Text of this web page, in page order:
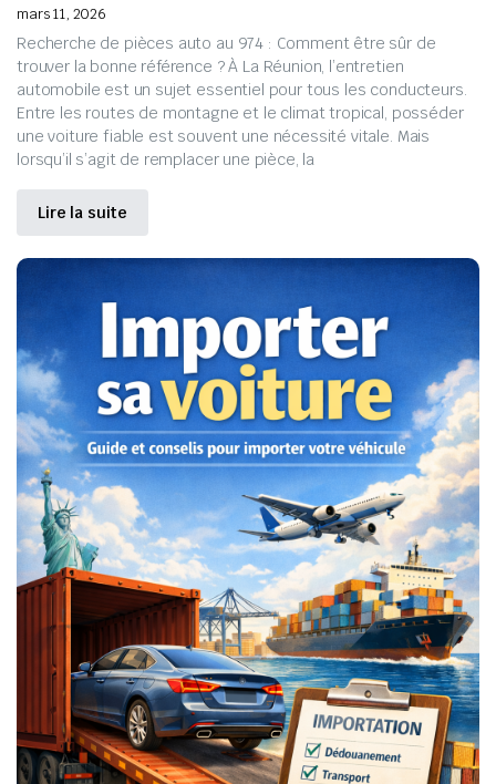
mars 11, 2026
Recherche de pièces auto au 974 : Comment être sûr de
trouver la bonne référence ? À La Réunion, l’entretien
automobile est un sujet essentiel pour tous les conducteurs.
Entre les routes de montagne et le climat tropical, posséder
une voiture fiable est souvent une nécessité vitale. Mais
lorsqu’il s’agit de remplacer une pièce, la
Lire la suite